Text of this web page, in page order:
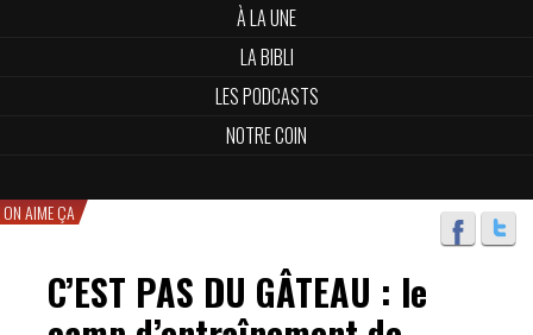
À LA UNE
LA BIBLI
LES PODCASTS
NOTRE COIN
ON AIME ÇA
C’EST PAS DU GÂTEAU : le